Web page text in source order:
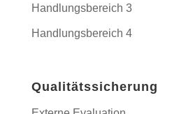
Handlungsbereich 3
Handlungsbereich 4
Qualitätssicherung